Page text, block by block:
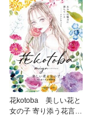
花kotoba 美しい花と
女の子 寄り添う花言葉